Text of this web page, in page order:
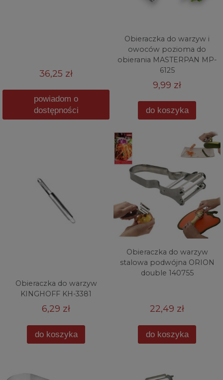
36,25 zł
powiadom o
dostępności
Obieraczka do warzyw i
owoców pozioma do
obierania MASTERPAN MP-
6125
9,99 zł
do koszyka
Obieraczka do warzyw
KINGHOFF KH-3381
6,29 zł
do koszyka
Obieraczka do warzyw
stalowa podwójna ORION
double 140755
22,49 zł
do koszyka